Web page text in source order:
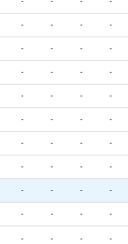
- - - -
- - - -
- - - -
- - - -
- - - -
- - - -
- - - -
- - - -
- - - -
- - - -